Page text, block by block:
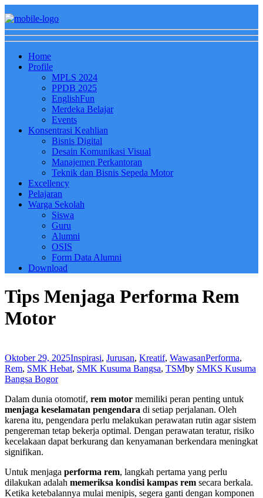
Home
Profile
MPLS 2024
PPDB 2025
EnglishFun
Merdeka Belajar
Events
Konsentrasi Keahlian
Bisnis Digital
Desain Komunikasi Visual
Manajemen Perkantoran
Teknik dan Bisnis Sepeda Motor
Excellency
Pelajaran
Warga Sekolah
Siswa
Guru
Alumni
OSIS
Form Data Alumni
Download
Tips Menjaga Performa Rem
Motor
Oktober 29, 2025Inspirasi, Jurusan, Kreatif, WawasanPerforma,
Rem, SMK Hebat, SMK Kusuma Bangsa, TSMby SMKS Kusuma
Bangsa Bogor
Dalam dunia otomotif, rem motor memiliki peran penting untuk
menjaga keselamatan pengendara di setiap perjalanan. Oleh
karena itu, pengendara perlu melakukan perawatan rutin agar sistem
pengereman tetap bekerja optimal. Dengan perawatan teratur, risiko
kecelakaan dapat berkurang dan kenyamanan berkendara meningkat
signifikan.
Untuk menjaga performa rem, langkah pertama yang perlu
dilakukan adalah memeriksa kondisi kampas rem secara berkala.
Ketika ketebalannya mulai menipis, segera ganti dengan komponen